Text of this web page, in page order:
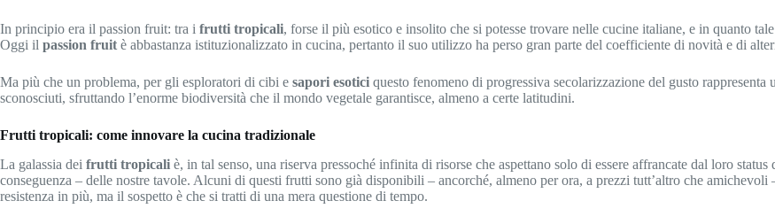
In principio era il passion fruit: tra i frutti tropicali, forse il più esotico e insolito che si potesse trovare nelle cucine italiane, e in quanto
Oggi il passion fruit è abbastanza istituzionalizzato in cucina, pertanto il suo utilizzo ha perso gran parte del coefficiente di novità e di
Ma più che un problema, per gli esploratori di cibi e sapori esotici questo fenomeno di progressiva secolarizzazione del gusto
sconosciuti, sfruttando l’enorme biodiversità che il mondo vegetale garantisce, almeno a certe latitudini.
Frutti tropicali: come innovare la cucina tradizionale
La galassia dei frutti tropicali è, in tal senso, una riserva pressoché infinita di risorse che aspettano solo di essere affrancate dal loro
conseguenza – delle nostre tavole. Alcuni di questi frutti sono già disponibili – ancorché, almeno per ora, a prezzi tutt’altro che
resistenza in più, ma il sospetto è che si tratti di una mera questione di tempo.